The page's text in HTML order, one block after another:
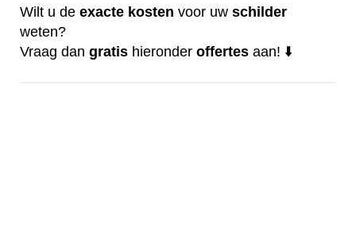
Wilt u de exacte kosten voor uw schilder
weten?
Vraag dan gratis hieronder offertes aan! ⬇️